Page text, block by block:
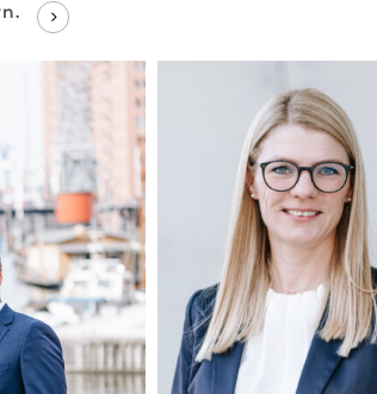
businessfotografie-